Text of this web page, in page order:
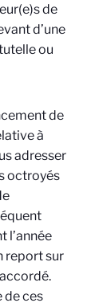
de
d’une
ou
de
à
adresser
octroyés
l’année
report sur
de ces